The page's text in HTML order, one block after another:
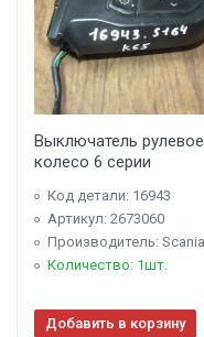
Выключатель рулевое
колесо 6 серии
Код детали: 16943
Артикул: 2673060
Производитель: Scania
Количество: 1шт.
Добавить в корзину